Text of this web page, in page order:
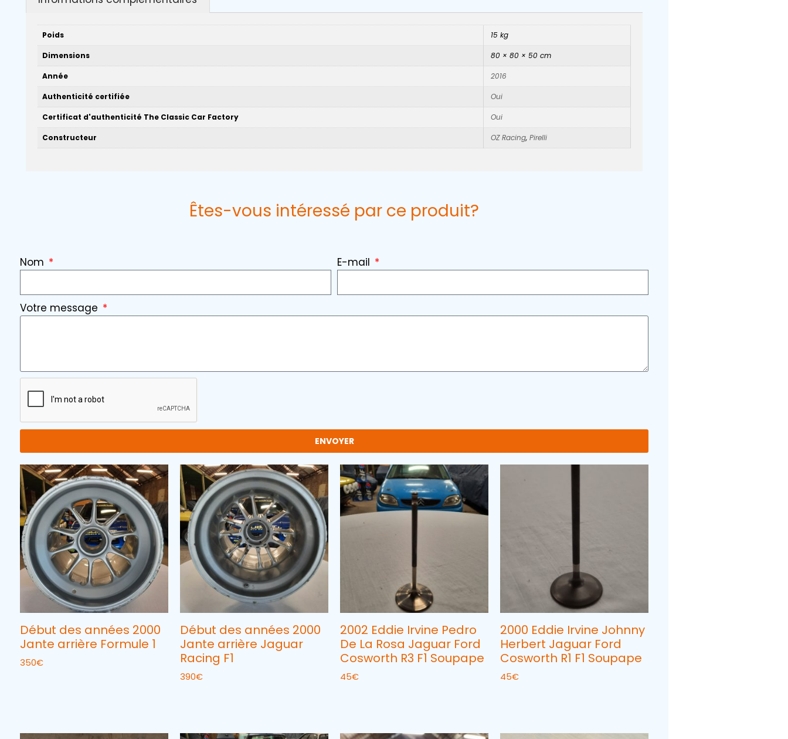
Poids 15 kg
Dimensions 80 × 80 × 50 cm
Année 2016
Authenticité certifiée Oui
Certificat d'authenticité The Classic Car Factory Oui
Constructeur OZ Racing, Pirelli
Êtes-vous intéressé par ce produit?
Nom E-mail
Votre message
ENVOYER
Début des années 2000
Jante arrière Formule 1
350€
Début des années 2000
Jante arrière Jaguar
Racing F1
390€
2002 Eddie Irvine Pedro
De La Rosa Jaguar Ford
Cosworth R3 F1 Soupape
45€
2000 Eddie Irvine Johnny
Herbert Jaguar Ford
Cosworth R1 F1 Soupape
45€